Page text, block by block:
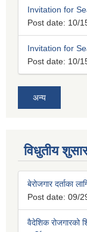
Invitation for
Post date: 10/
Invitation for
Post date: 10/
अन्य
विधुतीय
बेरोजगार दर्ताका
Post date: 09/
वैदेशिक रोजगारको